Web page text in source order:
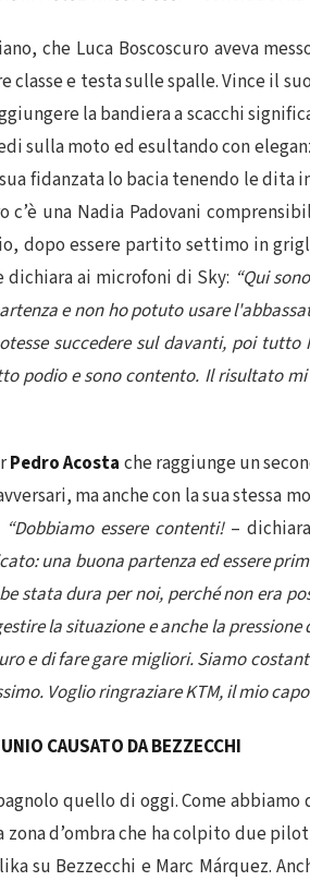
che Luca Boscoscuro aveva
classe e testa sulle spalle. Vince il
la bandiera a scacchi
sulla moto ed esultando con
fidanzata lo bacia tenendo le dita
c’è una Nadia Padovani
dopo essere partito settimo in
dichiara ai microfoni di Sky: “Qui
e non ho potuto usare
succedere sul davanti, poi
podio e sono contento. Il risultato
Pedro Acosta che raggiunge un
ma anche con la sua stessa
“Dobbiamo essere contenti!–
una buona partenza ed essere
stata dura per noi, perché non era
la situazione e anche la
e di fare gare migliori. Siamo
Voglio ringraziare KTM, il mio
CAUSATO DA BEZZECCHI
quello di oggi. Come
zona d’ombra che ha colpito due
su Bezzecchi e Marc Márquez.